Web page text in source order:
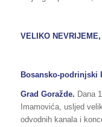
VELIKO
Bosansko-podrinjski
Grad Goražde. Dana
Imamovića, usljed
odvodnih kanala i